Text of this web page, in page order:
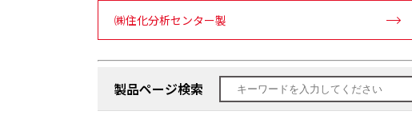
㈱住化分析センター製
製品ページ検索